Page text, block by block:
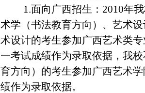
1.面向广西招生： 2010年
术学（书法教育方向）、艺术
术设计的考生参加广西艺术类
一考试成绩作为录取依据，我校
育方向）的考生参加广西艺术
绩作为录取依据。